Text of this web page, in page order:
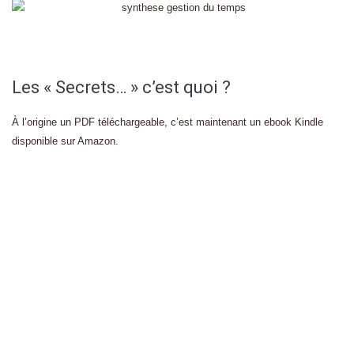
Les « Secrets… » c’est quoi ?
À l’origine un PDF téléchargeable, c’est maintenant un ebook Kindle
disponible sur Amazon.